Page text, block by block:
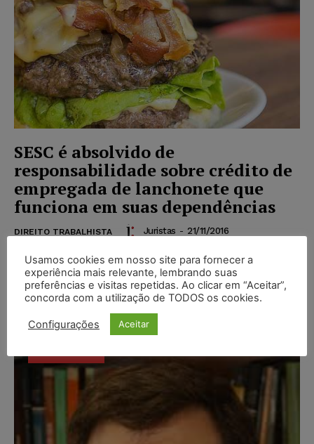
SESC é absolvido de
responsabilidade sobre crédito de
empregada de lanchonete que
funciona em suas dependências
DIREITO TRABALHISTA Juristas - 21/11/2016
Uma atendente de lanchonete obteve na Justiça do
Trabalho a declaração da rescisão indireta do
contrato de trabalho com a empregadora porque esta
descumpriu...
Usamos cookies em nosso site para fornecer a
experiência mais relevante, lembrando suas
preferências e visitas repetidas. Ao clicar em “Aceitar”,
concorda com a utilização de TODOS os cookies.
Configurações Aceitar